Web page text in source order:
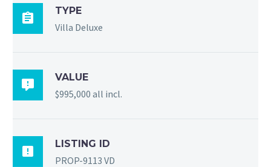

TYPE
Villa Deluxe

VALUE
$995,000 all incl.

LISTING ID
PROP-9113 VD